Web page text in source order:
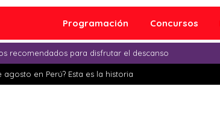
Programación Concursos
recomendados para disfrutar el descanso
en Perú? Esta es la historia